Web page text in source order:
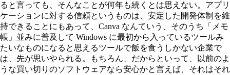
ると言っても、そんなことが何年も続くとは思えない。アプリ
ケーションに対する信頼というものは、安定した開発体制を維
持できることにもあって、Canva なんていう、そのうち「メモ
帳」並みに普及して Windows に最初から入っているツールみ
たいなものになると思えるツールで飯を食うしかない企業で
は、先が思いやられる。もちろん、だからといって、以前のよ
うな買い切りのソフトウェアなら安心かと言えば、それはそれ